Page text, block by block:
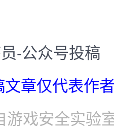
-公众号投稿
文章仅代表作
游戏安全实验